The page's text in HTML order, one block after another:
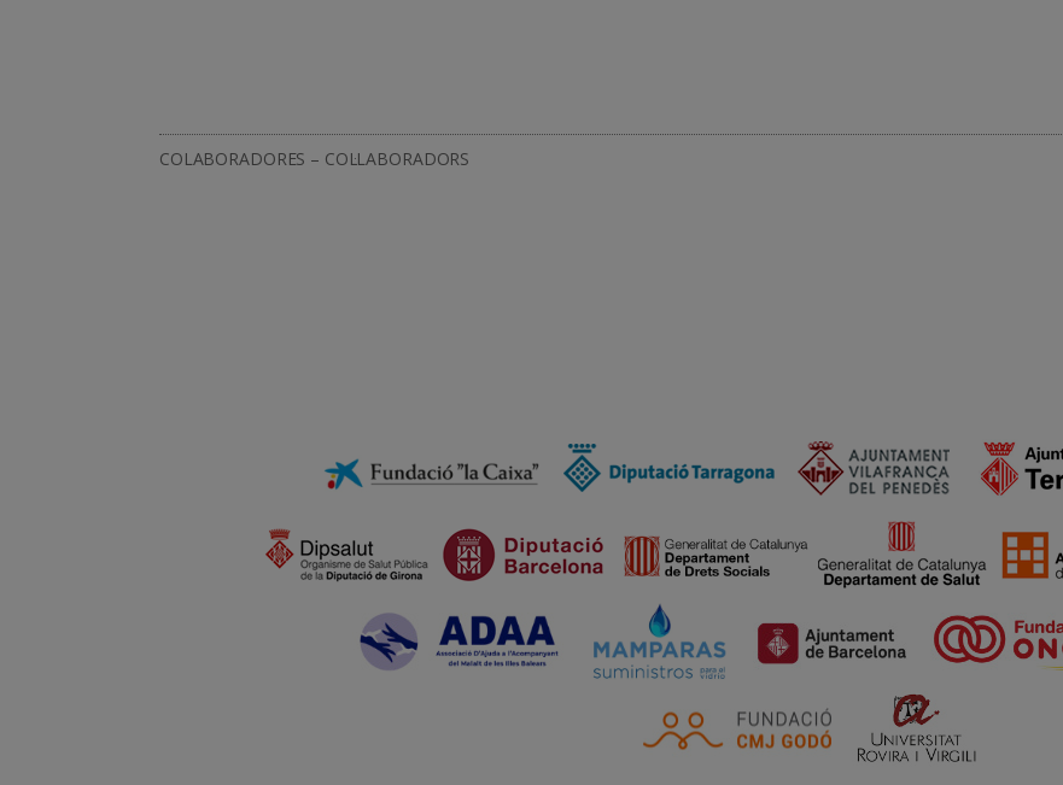
COLABORADORES – COL·LABORADORS